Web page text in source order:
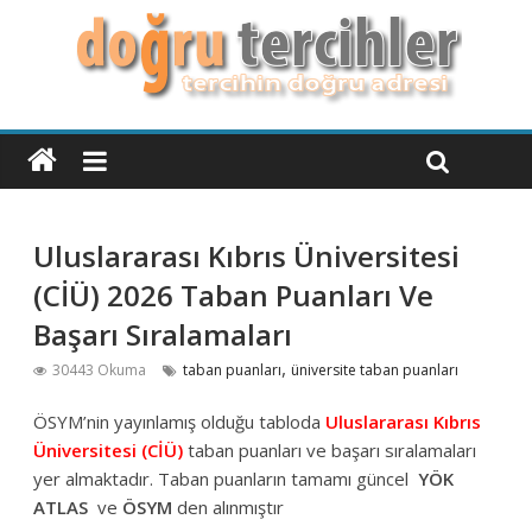
Uluslararası Kıbrıs Üniversitesi
(CİÜ) 2026 Taban Puanları Ve
Başarı Sıralamaları
30443 Okuma taban puanları, üniversite taban puanları
ÖSYM’nin yayınlamış olduğu tabloda Uluslararası Kıbrıs
Üniversitesi (CİÜ) taban puanları ve başarı sıralamaları
yer almaktadır. Taban puanların tamamı güncelYÖK
ATLAS ve ÖSYM den alınmıştır